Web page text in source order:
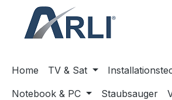
Zur Hauptnavigation
Home TV & Sat
Notebook & PC
Staubsauger